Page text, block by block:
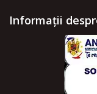
Informații